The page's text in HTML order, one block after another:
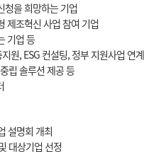
청을 희망하는 기업
제조혁신 사업 참여 기업
기업 등
원, ESG 컨설팅, 정부 지원사업 연계
립 솔루션 제공 등
설명회 개최
상기업 선정